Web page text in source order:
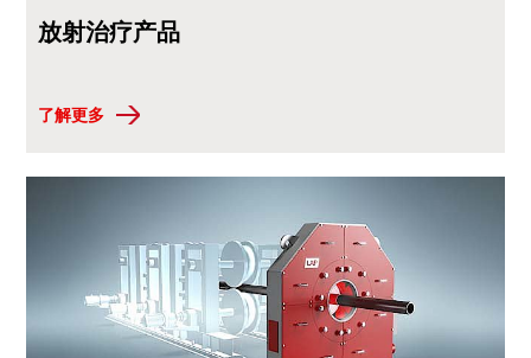
放射治疗产品
了解更多